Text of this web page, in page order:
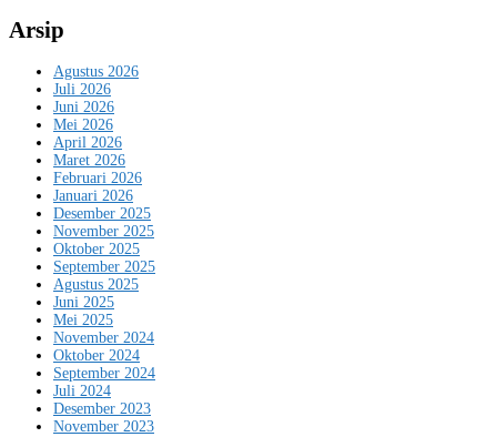
Arsip
Agustus 2026
Juli 2026
Juni 2026
Mei 2026
April 2026
Maret 2026
Februari 2026
Januari 2026
Desember 2025
November 2025
Oktober 2025
September 2025
Agustus 2025
Juni 2025
Mei 2025
November 2024
Oktober 2024
September 2024
Juli 2024
Desember 2023
November 2023